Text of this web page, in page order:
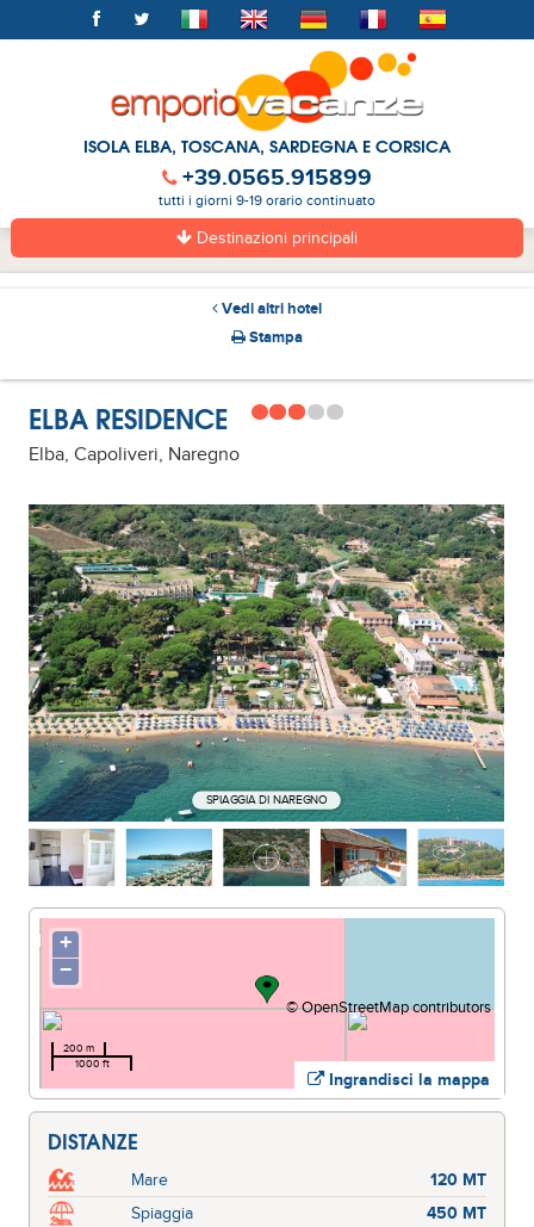
ISOLA ELBA, TOSCANA, SARDEGNA E CORSICA
+39.0565.915899
tutti i giorni 9-19 orario continuato
Destinazioni principali
Vedi altri hotel
Stampa
ELBA RESIDENCE
Elba, Capoliveri, Naregno
SPIAGGIA DI NAREGNO
Ingrandisci la mappa
+
−
©OpenStreetMapcontributors
200 m
1000 ft
DISTANZE
Mare
120 MT
Spiaggia
450 MT